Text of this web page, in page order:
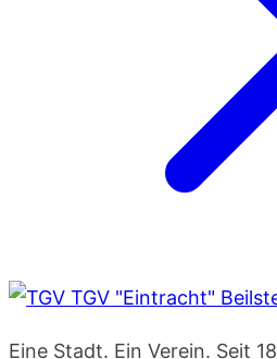
TGV "Eintracht"
Eine Stadt. Ein Verein. Seit